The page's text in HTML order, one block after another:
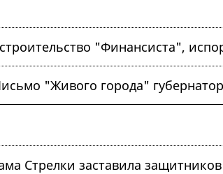
"Финансиста",
"Живого города"
Стрелки заставила